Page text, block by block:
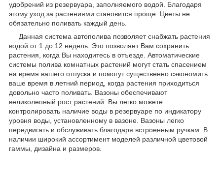
удобрений из резервуара, заполняемого водой. Благодаря
этому уход за растениями становится проще. Цветы не
обязательно поливать каждый день.
Данная система автополива позволяет снабжать растения
водой от 1 до 12 недель. Это позволяет Вам сохранить
растения, когда Вы находитесь в отъезде. Автоматические
системы полива комнатных растений могут стать спасением
на время вашего отпуска и помогут существенно сэкономить
ваше время в летний период, когда растения приходиться
довольно часто поливать. Вазоны обеспечивают
великолепный рост растений. Вы легко можете
контролировать наличие воды в резервуаре по индикатору
уровня воды, установленному в вазоне. Вазоны легко
передвигать и обслуживать благодаря встроенным ручкам. В
наличии широкий ассортимент моделей различной цветовой
гаммы, дизайна и размеров.